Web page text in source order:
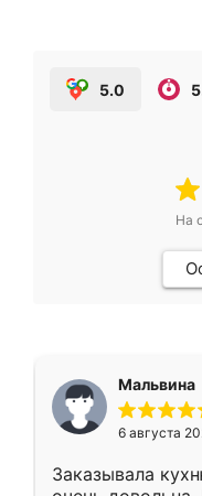
5.0
На
Мальвина
6 августа
Заказывала